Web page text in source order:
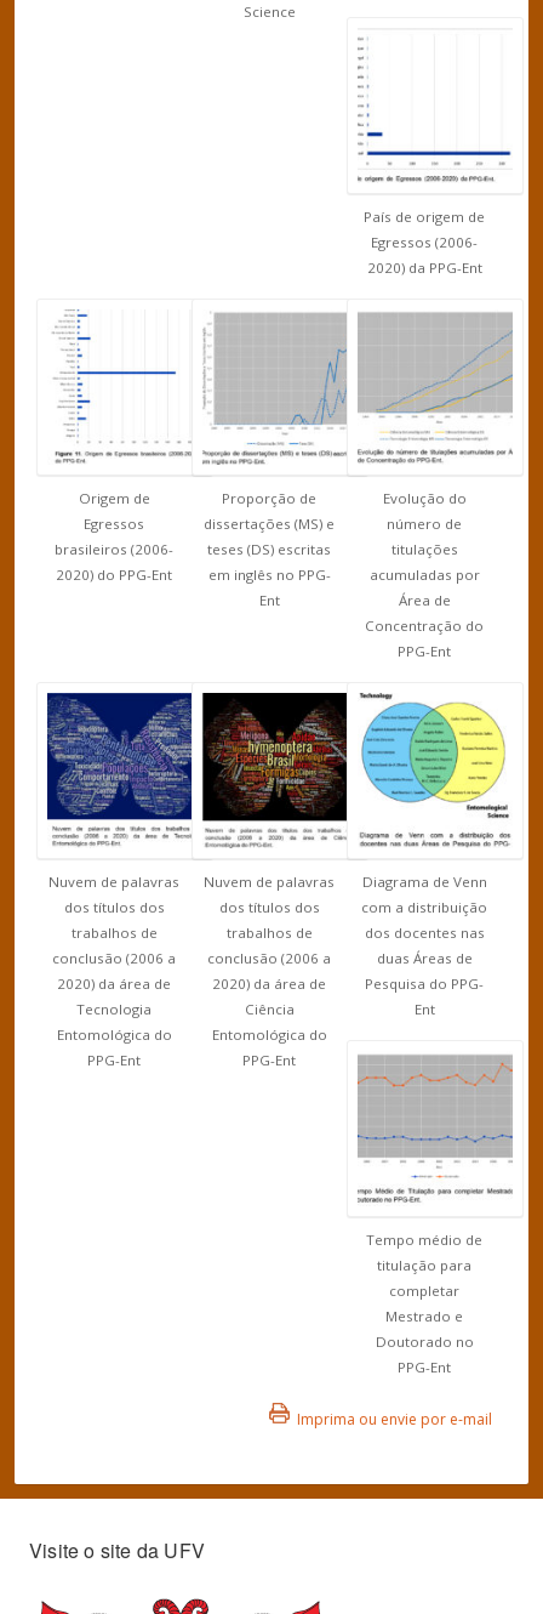
Science
País de origem de
Egressos (2006-
2020) da PPG-Ent
Origem de
Egressos
brasileiros (2006-
2020) do PPG-Ent
Proporção de
dissertações (MS) e
teses (DS) escritas
em inglês no PPG-
Ent
Evolução do
número de
titulações
acumuladas por
Área de
Concentração do
PPG-Ent
Nuvem de palavras
dos títulos dos
trabalhos de
conclusão (2006 a
2020) da área de
Tecnologia
Entomológica do
PPG-Ent
Nuvem de palavras
dos títulos dos
trabalhos de
conclusão (2006 a
2020) da área de
Ciência
Entomológica do
PPG-Ent
Diagrama de Venn
com a distribuição
dos docentes nas
duas Áreas de
Pesquisa do PPG-
Ent
Tempo médio de
titulação para
completar
Mestrado e
Doutorado no
PPG-Ent
Imprima ou envie por e-mail
Visite o site da UFV